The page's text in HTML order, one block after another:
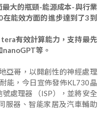
大的瓶頸-能源成本-與行業
能效方面的進步達到了3到
有效計算能力，支持最先
等。
亞哥，以開創性的神經處理
能，今日宣佈發佈KL730晶
處理器 （ISP），並將安全
服器、智能家居及汽車輔助